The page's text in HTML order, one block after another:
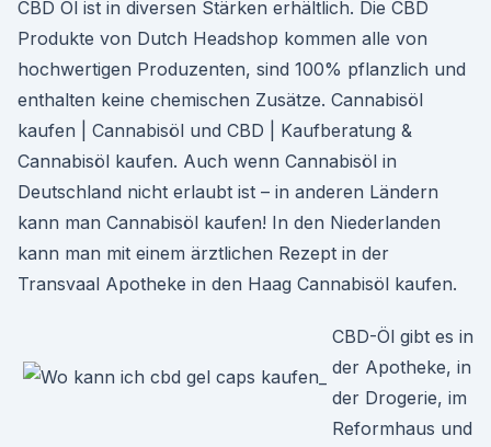
CBD Öl ist in diversen Stärken erhältlich. Die CBD
Produkte von Dutch Headshop kommen alle von
hochwertigen Produzenten, sind 100% pflanzlich und
enthalten keine chemischen Zusätze. Cannabisöl
kaufen | Cannabisöl und CBD | Kaufberatung &
Cannabisöl kaufen. Auch wenn Cannabisöl in
Deutschland nicht erlaubt ist – in anderen Ländern
kann man Cannabisöl kaufen! In den Niederlanden
kann man mit einem ärztlichen Rezept in der
Transvaal Apotheke in den Haag Cannabisöl kaufen.
CBD-Öl gibt es in
der Apotheke, in
der Drogerie, im
Reformhaus und